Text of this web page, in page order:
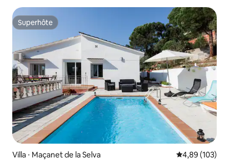
Superhôte
Superhôte
Villa ⋅ Maçanet de la Selva Évaluation
4,89 (103)